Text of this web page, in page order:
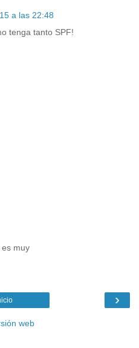
a las 22:48
tenga tanto SPF!
muy
›
web